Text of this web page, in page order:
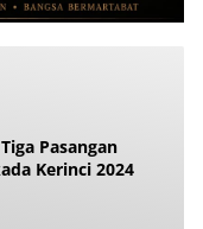
Pasangan
Kerinci 2024